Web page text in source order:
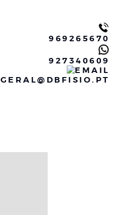
969265670
927340609
GERAL@DBFISIO.PT